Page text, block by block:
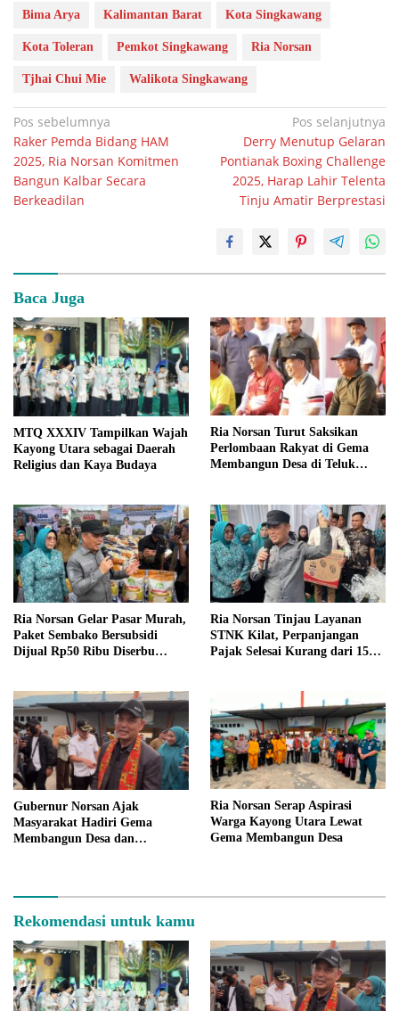
Bima Arya Kalimantan Barat Kota Singkawang
Kota Toleran Pemkot Singkawang Ria Norsan
Tjhai Chui Mie Walikota Singkawang
Navigasi
pos
Pos sebelumnya
Raker Pemda Bidang HAM
2025, Ria Norsan Komitmen
Bangun Kalbar Secara
Berkeadilan
Pos selanjutnya
Derry Menutup Gelaran
Pontianak Boxing Challenge
2025, Harap Lahir Telenta
Tinju Amatir Berprestasi
Baca Juga
MTQ XXXIV Tampilkan Wajah
Kayong Utara sebagai Daerah
Religius dan Kaya Budaya
Ria Norsan Turut Saksikan
Perlombaan Rakyat di Gema
Membangun Desa di Teluk
Ria Norsan Gelar Pasar Murah,
Paket Sembako Bersubsidi
Dijual Rp50 Ribu Diserbu
Ria Norsan Tinjau Layanan
STNK Kilat, Perpanjangan
Pajak Selesai Kurang dari 15
Gubernur Norsan Ajak
Masyarakat Hadiri Gema
Membangun Desa dan
Ria Norsan Serap Aspirasi
Warga Kayong Utara Lewat
Gema Membangun Desa
Rekomendasi untuk kamu